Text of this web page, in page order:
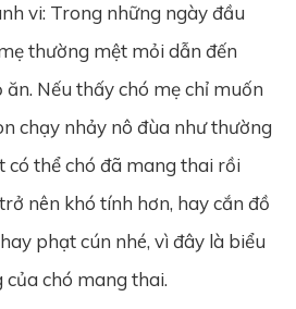
vi: Trong những ngày đầu
thường mệt mỏi dẫn đến
Nếu thấy chó mẹ chỉ muốn
chạy nhảy nô đùa như thường
có thể chó đã mang thai rồi
nên khó tính hơn, hay cắn đồ
phạt cún nhé, vì đây là biểu
chó mang thai.